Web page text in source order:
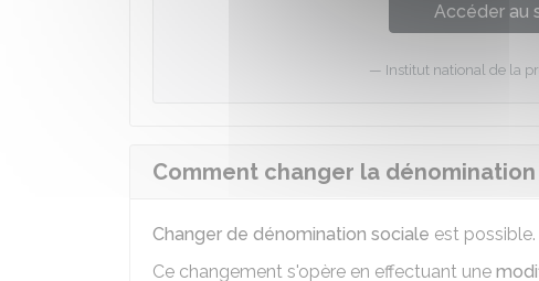
Accéder au
Institut national de la
Comment changer la
Changer de dénomination sociale est possible.
Ce changement s'opère en effectuant une